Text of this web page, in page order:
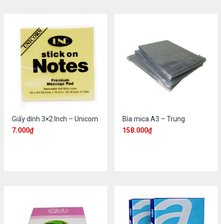
Giấy dính 3×2 Inch – Unicom
7.000₫
Bìa mica A3 – Trung
158.000₫